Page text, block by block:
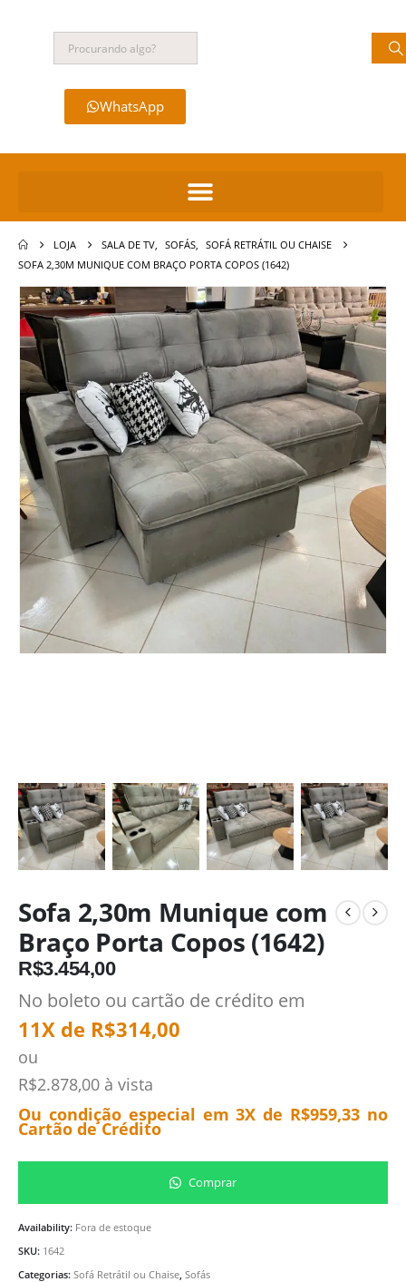
WhatsApp
LOJA SALA DE TV SOFÁS
SOFÁ RETRÁTIL OU CHAISE
SOFA 2,30M MUNIQUE COM BRAÇO PORTA COPOS (1642)
Sofa 2,30m Munique com
Braço Porta Copos (1642)
R$3.454,00
No boleto ou cartão de crédito em
11X de R$314,00
ou
R$2.878,00 à vista
Ou condição especial em 3X de R$959,33 no
Cartão de Crédito
Comprar
Availability: Fora de estoque
SKU: 1642
Categorias: Sofá Retrátil ou Chaise Sofás